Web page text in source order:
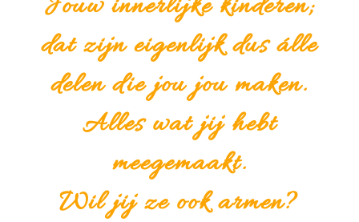
dat zijn eigenlijk dus álle
delen die jou jou maken.
Alles wat jij hebt
meegemaakt.
Wil jij ze ook armen?